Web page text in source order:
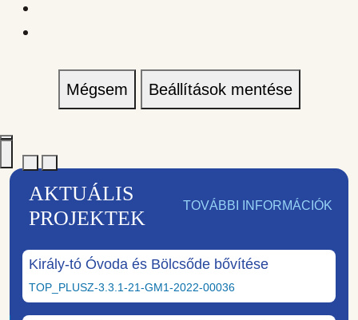
Mégsem Beállítások mentése
AKTUÁLIS
PROJEKTEK
TOVÁBBI INFORMÁCIÓK
Király-tó Óvoda és Bölcsőde bővítése
TOP_PLUSZ-3.3.1-21-GM1-2022-00036